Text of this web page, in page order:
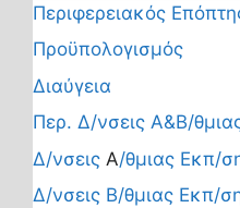
Περιφερειακός
Προϋπολογισμός
Διαύγεια
Περ. Δ/νσεις Α&Β/
Δ/νσεις Α/θμιας Εκπ/
Δ/νσεις Β/θμιας Εκπ/